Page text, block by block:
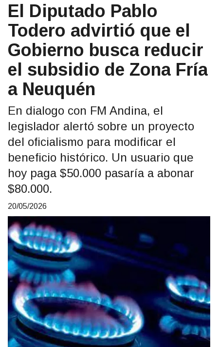
El Diputado Pablo
Todero advirtió que el
Gobierno busca reducir
el subsidio de Zona Fría
a Neuquén
En dialogo con FM Andina, el
legislador alertó sobre un proyecto
del oficialismo para modificar el
beneficio histórico. Un usuario que
hoy paga $50.000 pasaría a abonar
$80.000.
20/05/2026